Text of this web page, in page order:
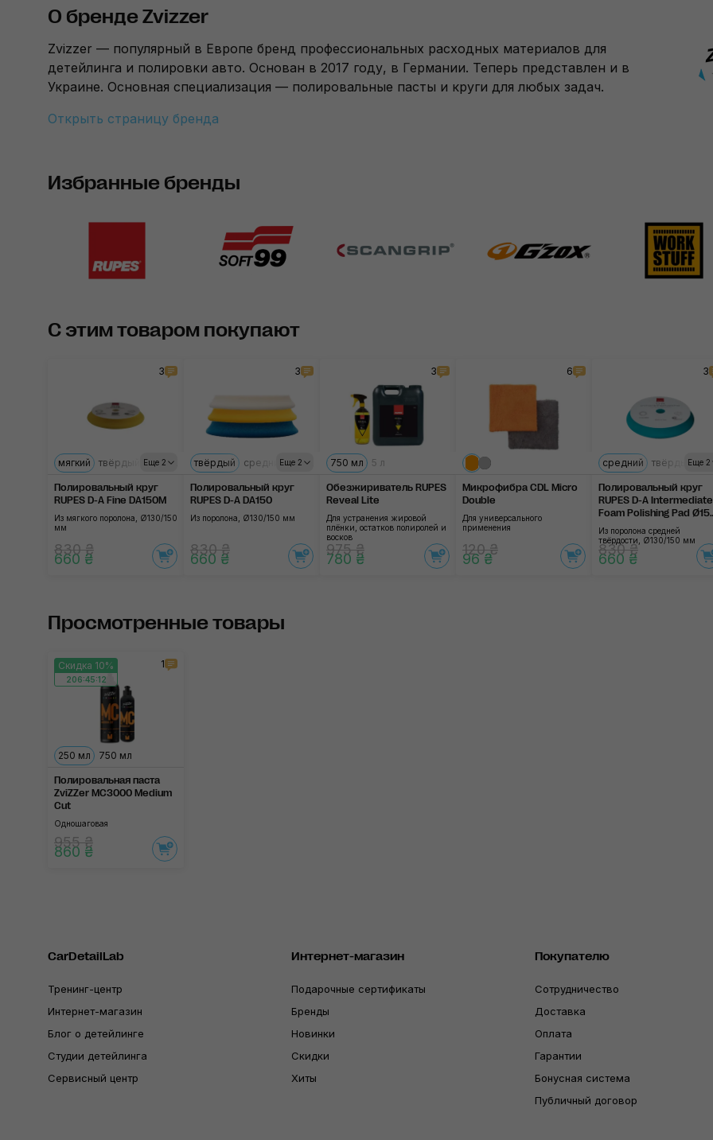
О бренде Zvizzer
Zvizzer — популярный в Европе бренд профессиональных расходных материалов для
детейлинга и полировки авто. Основан в 2017 году, в Германии. Теперь представлен и в
Украине. Основная специализация — полировальные пасты и круги для любых задач.
Открыть страницу бренда
Избранные бренды
С этим товаром покупают
3
Еще 2
мягкий твёрдый средний ультрамягкий
Полировальный круг
RUPES D-A Fine DA150M
Из мягкого поролона, Ø130/150
мм
830 ₴
660 ₴
3
Еще 2
твёрдый средний мягкий ультрамягкий
Полировальный круг
RUPES D-A DA150
Из поролона, Ø130/150 мм
830 ₴
660 ₴
3
750 мл 5 л
Обезжириватель RUPES
Reveal Lite
Для устранения жировой
плёнки, остатков полиролей и
восков
975 ₴
780 ₴
6
Микрофибра CDL Micro
Double
Для универсального
применения
120 ₴
96 ₴
3
Еще 2
средний твёрдый
Полировальный круг
RUPES D-A Intermediate
Foam Polishing Pad
mm
Из поролона средней
твёрдости, Ø130/150 мм
830 ₴
660 ₴
Просмотренные товары
Скидка 10%
206:45:12
1
250 мл 750 мл
Полировальная паста
ZviZZer MC3000 Medium
Cut
Одношаговая
955 ₴
860 ₴
CarDetailLab
Тренинг-центр
Интернет-магазин
Блог о детейлинге
Студии детейлинга
Сервисный центр
Интернет-магазин
Подарочные сертификаты
Бренды
Новинки
Скидки
Хиты
Покупателю
Сотрудничество
Доставка
Оплата
Гарантии
Бонусная система
Публичный договор